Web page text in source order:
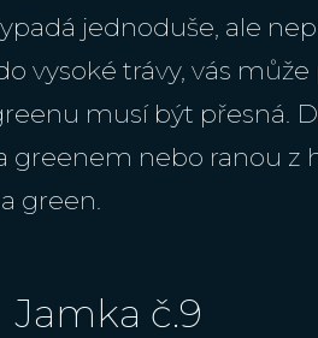
jednoduše, ale
vysoké trávy, vás
musí být přesná.
greenem nebo ranou z
green.
Jamka č.9